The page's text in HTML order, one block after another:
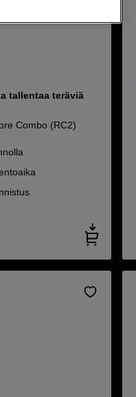
tallentaa teräviä
Combo (RC2)